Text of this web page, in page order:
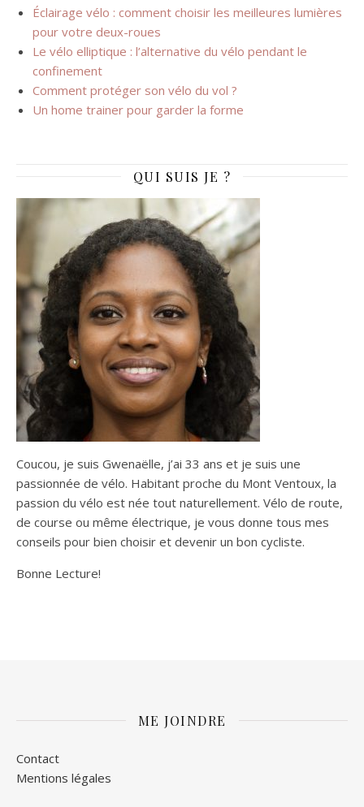
Éclairage vélo : comment choisir les meilleures lumières
pour votre deux-roues
Le vélo elliptique : l’alternative du vélo pendant le
confinement
Comment protéger son vélo du vol ?
Un home trainer pour garder la forme
QUI SUIS JE ?
Coucou, je suis Gwenaëlle, j’ai 33 ans et je suis une
passionnée de vélo. Habitant proche du Mont Ventoux, la
passion du vélo est née tout naturellement. Vélo de route,
de course ou même électrique, je vous donne tous mes
conseils pour bien choisir et devenir un bon cycliste.
Bonne Lecture!
ME JOINDRE
Contact
Mentions légales